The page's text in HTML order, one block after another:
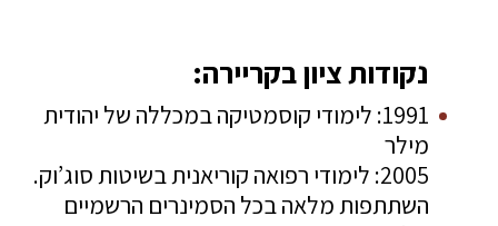
נקודות ציון בקריירה:
1991: לימודי קוסמטיקה במכללה של יהודית
מילר
2005: לימודי רפואה קוריאנית בשיטות סוג’וק.
השתתפות מלאה בכל הסמינרים הרשמיים